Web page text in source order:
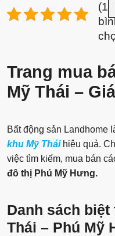
(1
Trang mua
Mỹ Thái –
Bất động sản Landhome
khu Mỹ Tháihiệu quả.
việc tìm kiếm, mua bán
đô thị Phú Mỹ Hưng.
Danh sách
Thái – Phú Mỹ